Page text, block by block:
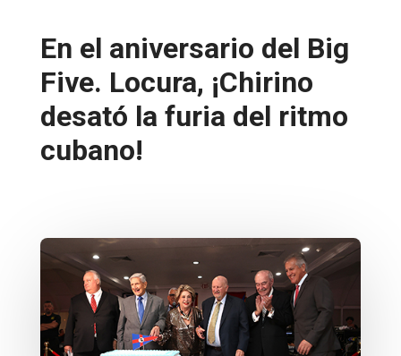
En el aniversario del Big
Five. Locura, ¡Chirino
desató la furia del ritmo
cubano!